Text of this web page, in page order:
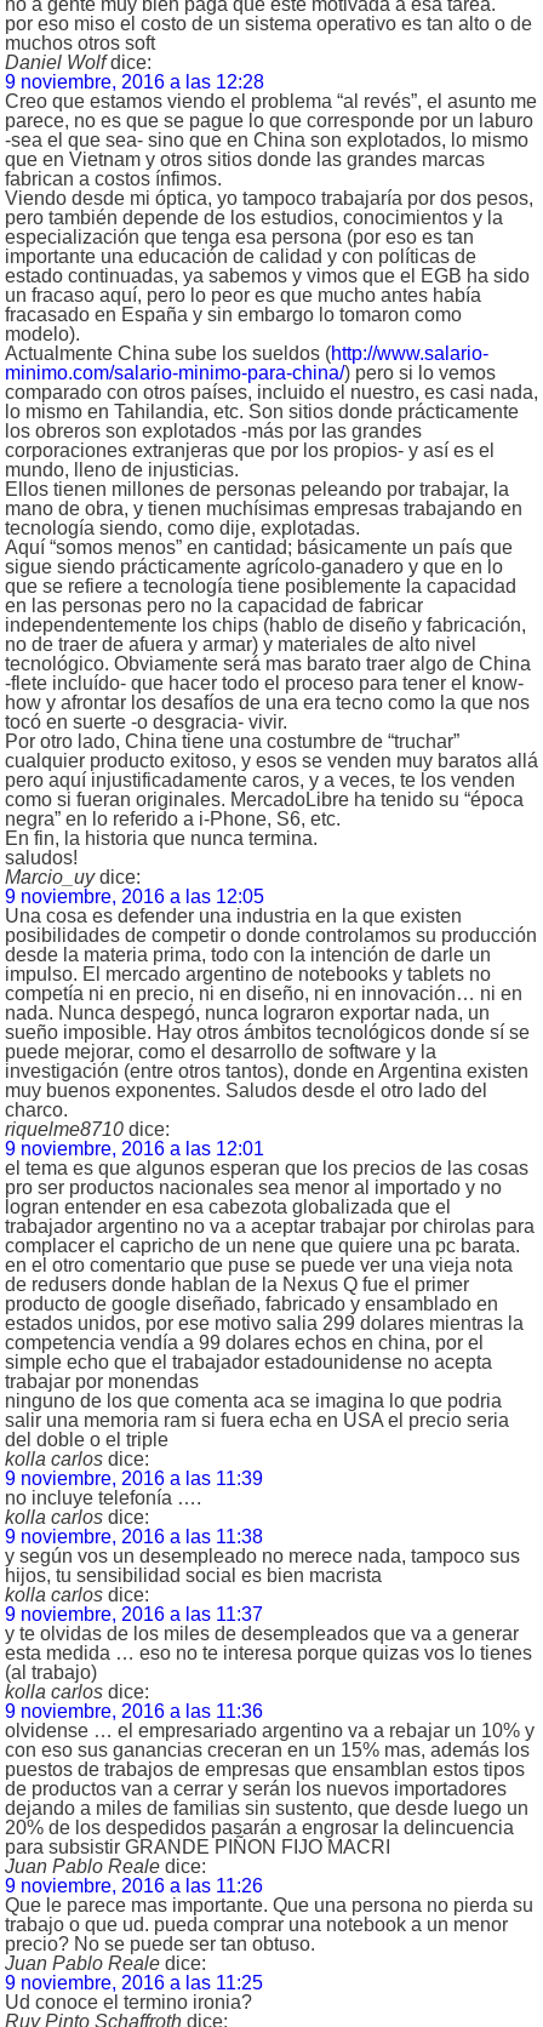
no a gente muy bien paga que este motivada a esa tarea.
por eso miso el costo de un sistema operativo es tan alto o de
muchos otros soft
Daniel Wolf dice:
9 noviembre, 2016 a las 12:28
Creo que estamos viendo el problema “al revés”, el asunto me
parece, no es que se pague lo que corresponde por un laburo
-sea el que sea- sino que en China son explotados, lo mismo
que en Vietnam y otros sitios donde las grandes marcas
fabrican a costos ínfimos.
Viendo desde mi óptica, yo tampoco trabajaría por dos pesos,
pero también depende de los estudios, conocimientos y la
especialización que tenga esa persona (por eso es tan
importante una educación de calidad y con políticas de
estado continuadas, ya sabemos y vimos que el EGB ha sido
un fracaso aquí, pero lo peor es que mucho antes había
fracasado en España y sin embargo lo tomaron como
modelo).
Actualmente China sube los sueldos (http://www.salario-
minimo.com/salario-minimo-para-china/) pero si lo vemos
comparado con otros países, incluido el nuestro, es casi nada,
lo mismo en Tahilandia, etc. Son sitios donde prácticamente
los obreros son explotados -más por las grandes
corporaciones extranjeras que por los propios- y así es el
mundo, lleno de injusticias.
Ellos tienen millones de personas peleando por trabajar, la
mano de obra, y tienen muchísimas empresas trabajando en
tecnología siendo, como dije, explotadas.
Aquí “somos menos” en cantidad; básicamente un país que
sigue siendo prácticamente agrícolo-ganadero y que en lo
que se refiere a tecnología tiene posiblemente la capacidad
en las personas pero no la capacidad de fabricar
independentemente los chips (hablo de diseño y fabricación,
no de traer de afuera y armar) y materiales de alto nivel
tecnológico. Obviamente será mas barato traer algo de China
-flete incluído- que hacer todo el proceso para tener el know-
how y afrontar los desafíos de una era tecno como la que nos
tocó en suerte -o desgracia- vivir.
Por otro lado, China tiene una costumbre de “truchar”
cualquier producto exitoso, y esos se venden muy baratos allá
pero aquí injustificadamente caros, y a veces, te los venden
como si fueran originales. MercadoLibre ha tenido su “época
negra” en lo referido a i-Phone, S6, etc.
En fin, la historia que nunca termina.
saludos!
Marcio_uy dice:
9 noviembre, 2016 a las 12:05
Una cosa es defender una industria en la que existen
posibilidades de competir o donde controlamos su producción
desde la materia prima, todo con la intención de darle un
impulso. El mercado argentino de notebooks y tablets no
competía ni en precio, ni en diseño, ni en innovación… ni en
nada. Nunca despegó, nunca lograron exportar nada, un
sueño imposible. Hay otros ámbitos tecnológicos donde sí se
puede mejorar, como el desarrollo de software y la
investigación (entre otros tantos), donde en Argentina existen
muy buenos exponentes. Saludos desde el otro lado del
charco.
riquelme8710 dice:
9 noviembre, 2016 a las 12:01
el tema es que algunos esperan que los precios de las cosas
pro ser productos nacionales sea menor al importado y no
logran entender en esa cabezota globalizada que el
trabajador argentino no va a aceptar trabajar por chirolas para
complacer el capricho de un nene que quiere una pc barata.
en el otro comentario que puse se puede ver una vieja nota
de redusers donde hablan de la Nexus Q fue el primer
producto de google diseñado, fabricado y ensamblado en
estados unidos, por ese motivo salia 299 dolares mientras la
competencia vendía a 99 dolares echos en china, por el
simple echo que el trabajador estadounidense no acepta
trabajar por monendas
ninguno de los que comenta aca se imagina lo que podria
salir una memoria ram si fuera echa en USA el precio seria
del doble o el triple
kolla carlos dice:
9 noviembre, 2016 a las 11:39
no incluye telefonía ….
kolla carlos dice:
9 noviembre, 2016 a las 11:38
y según vos un desempleado no merece nada, tampoco sus
hijos, tu sensibilidad social es bien macrista
kolla carlos dice:
9 noviembre, 2016 a las 11:37
y te olvidas de los miles de desempleados que va a generar
esta medida … eso no te interesa porque quizas vos lo tienes
(al trabajo)
kolla carlos dice:
9 noviembre, 2016 a las 11:36
olvidense … el empresariado argentino va a rebajar un 10% y
con eso sus ganancias creceran en un 15% mas, además los
puestos de trabajos de empresas que ensamblan estos tipos
de productos van a cerrar y serán los nuevos importadores
dejando a miles de familias sin sustento, que desde luego un
20% de los despedidos pasarán a engrosar la delincuencia
para subsistir GRANDE PIÑON FIJO MACRI
Juan Pablo Reale dice:
9 noviembre, 2016 a las 11:26
Que le parece mas importante. Que una persona no pierda su
trabajo o que ud. pueda comprar una notebook a un menor
precio? No se puede ser tan obtuso.
Juan Pablo Reale dice:
9 noviembre, 2016 a las 11:25
Ud conoce el termino ironia?
Ruy Pinto Schaffroth dice: